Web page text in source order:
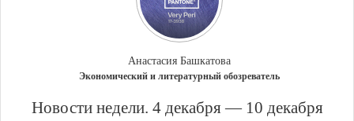
Анастасия Башкатова
Экономический и литературный обозреватель
​Новости недели. 4 декабря — 10 декабря